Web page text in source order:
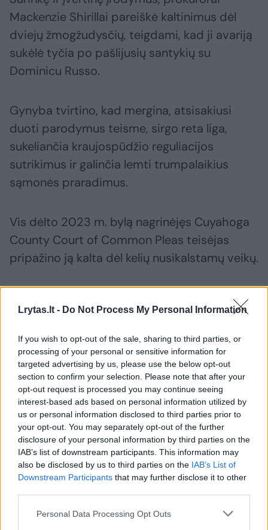
Lrytas.lt - Do Not Process My Personal Information
If you wish to opt-out of the sale, sharing to third parties, or
processing of your personal or sensitive information for
targeted advertising by us, please use the below opt-out
section to confirm your selection. Please note that after your
opt-out request is processed you may continue seeing
interest-based ads based on personal information utilized by
us or personal information disclosed to third parties prior to
your opt-out. You may separately opt-out of the further
disclosure of your personal information by third parties on the
IAB’s list of downstream participants. This information may
also be disclosed by us to third parties on the IAB’s List of
Downstream Participants that may further disclose it to other
Personal Data Processing Opt Outs
Mackenzie Shirillai pareiškė kaltinimus dėl
dviejų žmogžudysčių, teigdami, kad ji avariją
sukėlė tyčia po pašlijusių santykių su
Dominicu Russo.
Gynyba tvirtino, kad mergina, atsisakiusi
duoti parodymus teisme, sirgo reta liga,
sukeliančia kraujospūdžio reguliacijos
sutrikimus ir galinčia lemti trumpalaikius
sąmonės praradimus.
Vis dėlto 2023 m. bylą nagrinėjęs Cuyahoga
County Court of Common Pleas teisėjas
pripažino ją kalta dėl kelių nusikalstamų veikų.
merginos veiksmai buvo „kontroliuoti,
metodiški, apgalvoti, tyčiniai ir kryptingi“.
Mackenzie Shirillai skirta laisvės atėmimo iki
gyvos galvos bausmė, suteikiant teisę po 15
metų kreiptis dėl lygtinio paleidimo.
Naujame režisieriaus Garetho Johnsono
dokumentiniame filme „The Crash“ išsamiai
pasakojama apie šią rezonansinę bylą, kuri
sulaukė didžiulio dėmesio visose Jungtinėse
Valstijose ir iki šiol kelia daug diskusijų.